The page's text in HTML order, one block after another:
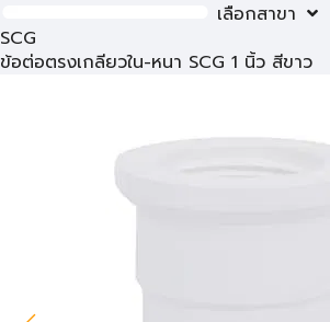
เลือกสาขา
SCG
ข้อต่อตรงเกลียวใน-หนา SCG 1 นิ้ว สีขาว